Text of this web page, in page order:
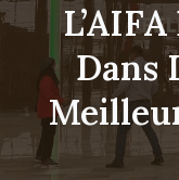
Dans